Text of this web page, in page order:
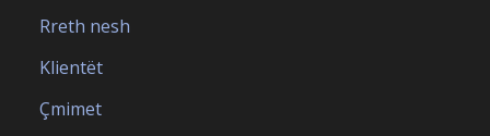
Rreth nesh
Klientët
Çmimet